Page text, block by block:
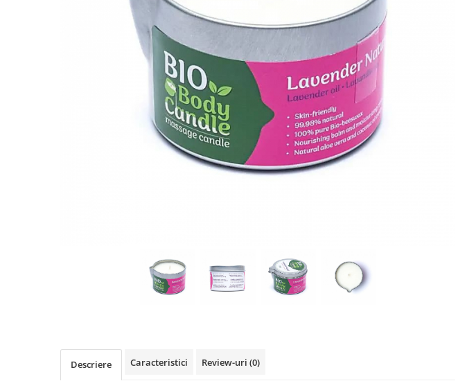
Descriere Caracteristici Review-uri (0)